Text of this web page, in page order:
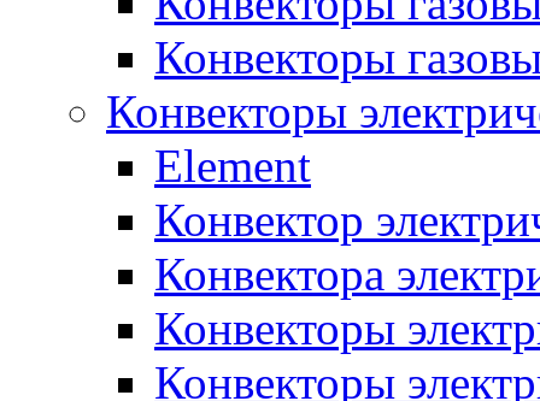
Конвекторы
Конвекторы
Element
Конвектор
Конвектора
Конвекторы
Конвекторы